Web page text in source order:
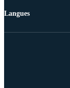
Langues